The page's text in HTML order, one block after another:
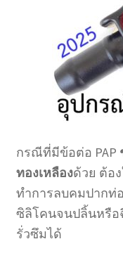
กรณีที่มีข้อต่อ PAP
ทองเหลืองด้วย ต้อ
ทำการลบคมปากท่
ซิลิโคนจนปลิ้นหรือ
รั่วซึมได้